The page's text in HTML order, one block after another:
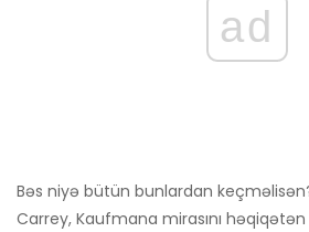
ad
Bəs niyə bütün bunlardan
Carrey, Kaufmana mirasını